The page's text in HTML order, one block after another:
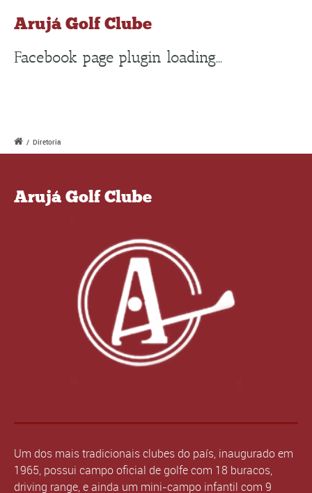
Arujá Golf Clube
Facebook page plugin loading...
/ Diretoria
Arujá Golf Clube
Um dos mais tradicionais clubes do país, inaugurado em
1965, possui campo oficial de golfe com 18 buracos,
driving range, e ainda um mini-campo infantil com 9